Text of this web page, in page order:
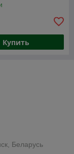
Купить
Беларусь